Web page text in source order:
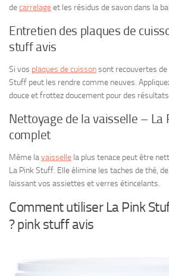
decarrelageet les résidus de savon dans la
Entretien des plaques de
stuff avis
Si vos plaques de cuissonsont recouvertes de
Stuff peut les rendre comme neuves.
douce et frottez doucement pour des
Nettoyage de la vaisselle – La
complet
Même lavaisselle la plus tenace peut être
La Pink Stuff. Elle élimine les taches de thé,
laissant vos assiettes et verres étincelants.
Comment utiliser La Pink
? pink stuff avis